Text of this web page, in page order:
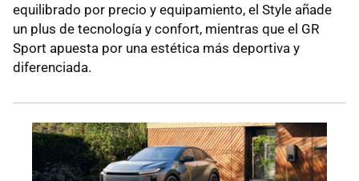
equilibrado por precio y equipamiento, el Style añade
un plus de tecnología y confort, mientras que el GR
Sport apuesta por una estética más deportiva y
diferenciada.